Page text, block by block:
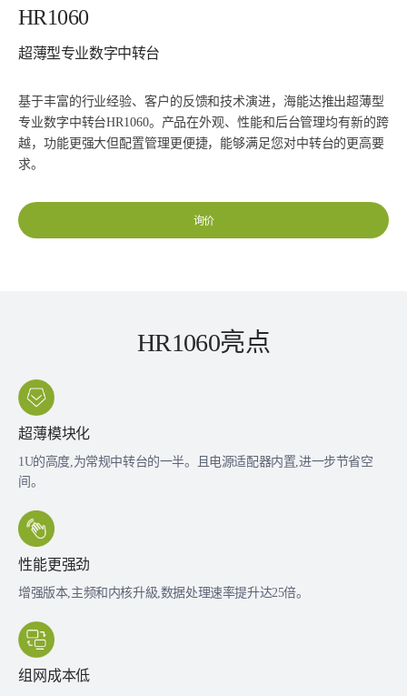
HR1060
超薄型专业数字中转台
基于丰富的行业经验、客户的反馈和技术演进，海能达推出超薄型
专业数字中转台HR1060。产品在外观、性能和后台管理均有新的跨
越，功能更强大但配置管理更便捷，能够满足您对中转台的更高要
求。
询价
HR1060亮点
超薄模块化
1U的高度,为常规中转台的一半。且电源适配器内置,进一步节省空
间。
性能更强劲
增强版本,主频和内核升級,数据处理速率提升达25倍。
组网成本低